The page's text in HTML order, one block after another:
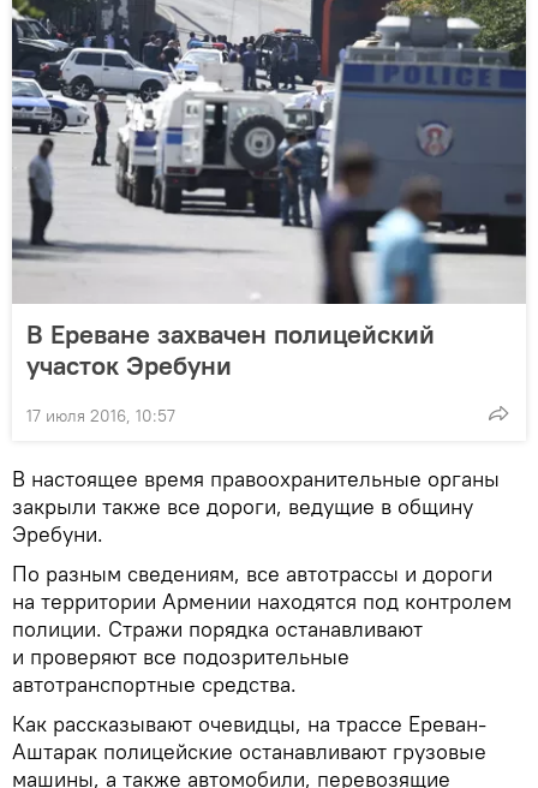
В Ереване захвачен полицейский
участок Эребуни
17 июля 2016, 10:57
В настоящее время правоохранительные органы
закрыли также все дороги, ведущие в общину
Эребуни.
По разным сведениям, все автотрассы и дороги
на территории Армении находятся под контролем
полиции. Стражи порядка останавливают
и проверяют все подозрительные
автотранспортные средства.
Как рассказывают очевидцы, на трассе Ереван-
Аштарак полицейские останавливают грузовые
машины, а также автомобили, перевозящие